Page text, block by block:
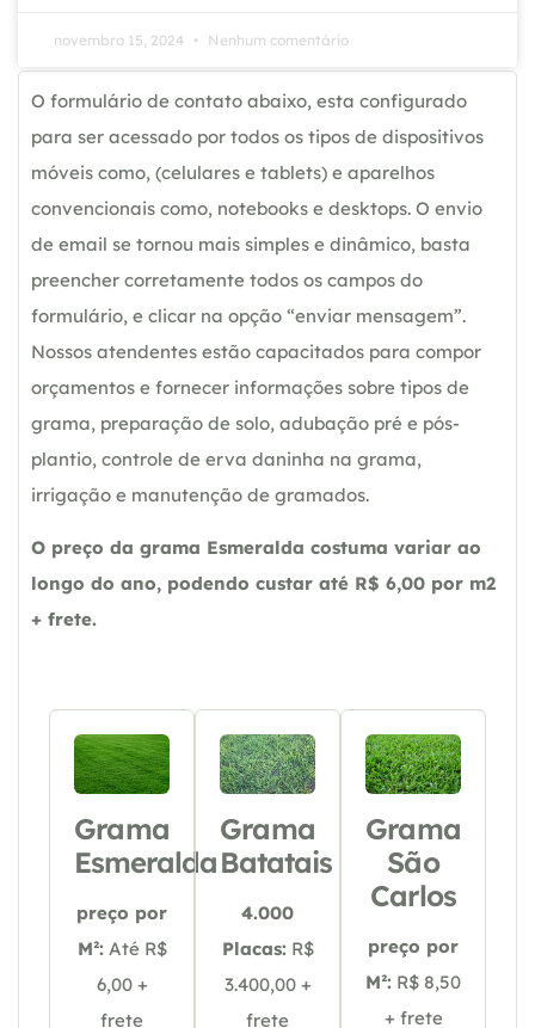
novembro 15, 2024 Nenhum comentário
O formulário de contato abaixo, esta configurado
para ser acessado por todos os tipos de dispositivos
móveis como, (celulares e tablets) e aparelhos
convencionais como, notebooks e desktops. O envio
de email se tornou mais simples e dinâmico, basta
preencher corretamente todos os campos do
formulário, e clicar na opção “enviar mensagem”.
Nossos atendentes estão capacitados para compor
orçamentos e fornecer informações sobre tipos de
grama, preparação de solo, adubação pré e pós-
plantio, controle de erva daninha na grama,
irrigação e manutenção de gramados.
O preço da grama Esmeralda costuma variar ao
longo do ano, podendo custar até R$ 6,00 por m2
+ frete.
Grama
Esmeralda
preço por
M²: Até R$
6,00 +
frete
Grama
Batatais
4.000
Placas: R$
3.400,00 +
frete
Grama
São
Carlos
preço por
M²: R$ 8,50
+ frete